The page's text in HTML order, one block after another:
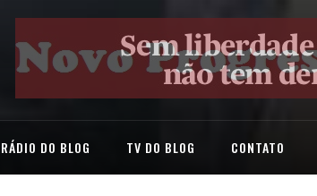
RÁDIO DO BLOG TV DO BLOG CONTATO